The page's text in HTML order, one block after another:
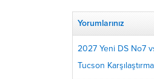
Yorumlarınız
2027 Yeni DS No7
Tucson